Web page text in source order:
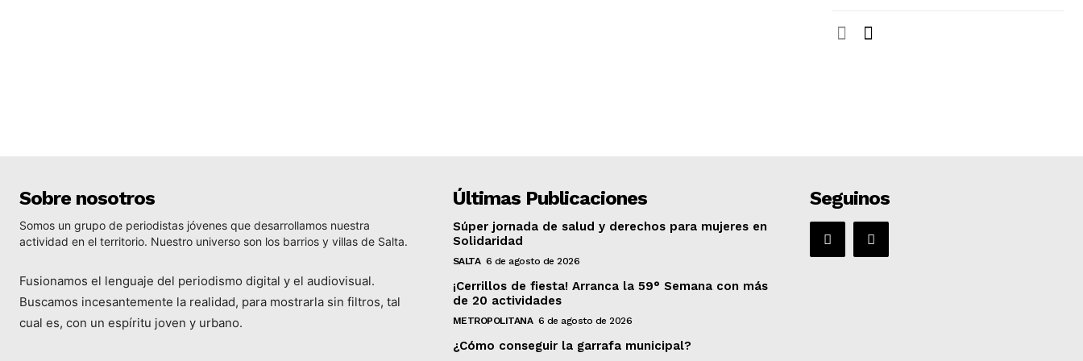
Sobre nosotros
Somos un grupo de periodistas jóvenes que desarrollamos nuestra
actividad en el territorio. Nuestro universo son los barrios y villas de Salta.
Fusionamos el lenguaje del periodismo digital y el audiovisual.
Buscamos incesantemente la realidad, para mostrarla sin filtros, tal
cual es, con un espíritu joven y urbano.
Últimas Publicaciones
Súper jornada de salud y derechos para mujeres en
Solidaridad
SALTA 6 de agosto de 2026
¡Cerrillos de fiesta! Arranca la 59° Semana con más
de 20 actividades
METROPOLITANA 6 de agosto de 2026
¿Cómo conseguir la garrafa municipal?
Seguinos